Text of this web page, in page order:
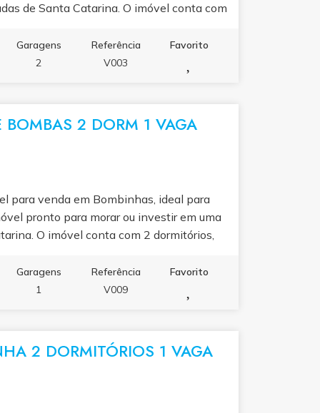
de Santa Catarina. O imóvel conta com
de garagem. O condomínio oferece
kids, perfeito para famílias que desejam
Garagens
2
Referência
V003
Favorito
2 DORM 1 VAGA
para venda em Bombinhas, ideal para
pronto para morar ou investir em uma
O imóvel conta com 2 dormitórios,
perfeita para momentos de
oferece um excelente
Garagens
1
Referência
V009
Favorito
2 DORMITÓRIOS 1 VAGA